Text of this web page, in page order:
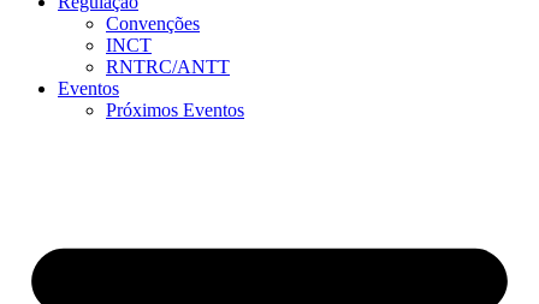
Convenções
INCT
RNTRC/ANTT
Eventos
Próximos Eventos